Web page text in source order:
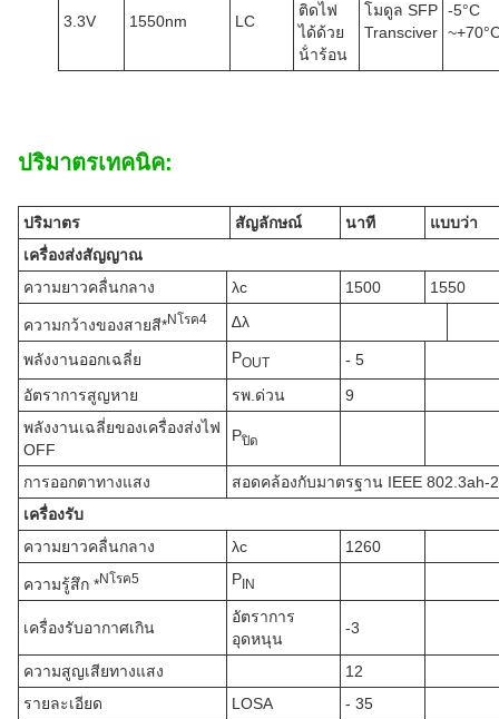
3.3V 1550nm LC
ติดไฟ
ได้ด้วย
น้ําร้อน
โมดูล SFP
Transciver
-5°C
ปริมาตรเทคนิค:
ปริมาตร สัญลักษณ์ นาที
แบบว่า
เครื่องส่งสัญญาณ
ความยาวคลื่นกลาง
λc 1500 1550
ความกว้างของสายสี*Nโรค4 ∆λ
พลังงานออกเฉลี่ย POUT
- 5
อัตราการสูญหาย
รพ.ด่วน
9
พลังงานเฉลี่ยของเครื่องส่งไฟ
OFF
Pปิด
การออกตาทางแสง
สอดคล้องกับมาตรฐาน IEEE 802.3ah-
เครื่องรับ
ความยาวคลื่นกลาง
λc 1260
ความรู้สึก *Nโรค5 PIN
เครื่องรับอากาศเกิน
อัตราการ
อุดหนุน
-3
ความสูญเสียทางแสง
12
รายละเอียด
LOSA
- 35